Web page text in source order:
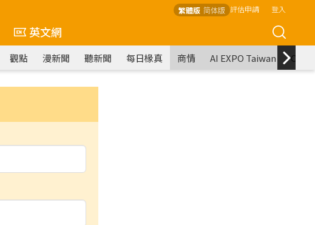
繁體版 简体版 評估申請 登入
英文網
觀點 漫新聞 聽新聞 每日椽真 商情 AI EXPO Taiwan